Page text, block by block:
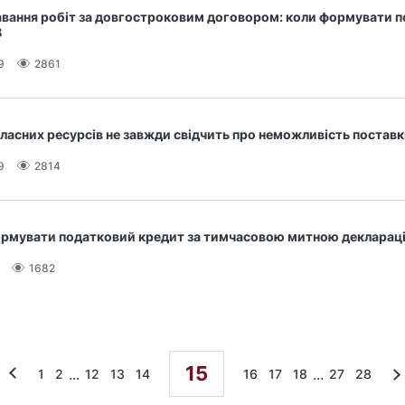
робіт за довгостроковим договором: коли формувати
2861
ресурсів не завжди свідчить про неможливість
2814
податковий кредит за тимчасовою митною
1682
1 2 ... 12 13 14 15 16 17 18 ... 27 28